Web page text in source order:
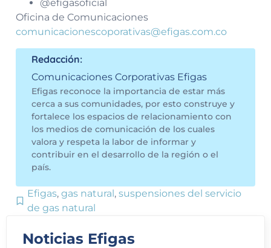
Noticias Efigas
@efigasoficial
Oficina de Comunicaciones
comunicacionescoporativas@efigas.com.co
Redacción:
Comunicaciones Corporativas Efigas
Efigas reconoce la importancia de estar más
cerca a sus comunidades, por esto construye y
fortalece los espacios de relacionamiento con
los medios de comunicación de los cuales
valora y respeta la labor de informar y
contribuir en el desarrollo de la región o el
país.
Efigas, gas natural, suspensiones del servicio
de gas natural